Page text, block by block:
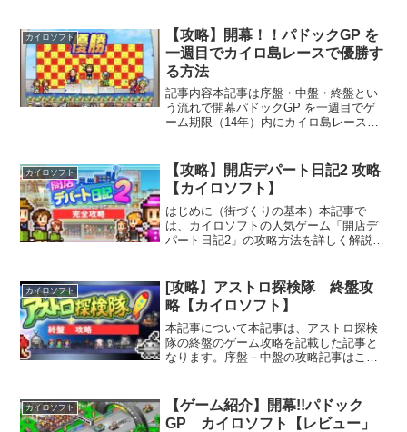
画、興行の運営を行い、団体を大きく成
長させていくことが目的です...
カイロソフト
【攻略】開幕！！パドックGP を
一週目でカイロ島レースで優勝す
る方法
記事内容本記事は序盤・中盤・終盤とい
う流れで開幕パドックGP を一週目でゲ
ーム期限（14年）内にカイロ島レースで
の性能が全て、レーサーの技量は関係な
いです。いかに性能が...
カイロソフト
【攻略】開店デパート日記2 攻略
【カイロソフト】
はじめに（街づくりの基本）本記事で
は、カイロソフトの人気ゲーム「開店デ
パート日記2」の攻略方法を詳しく解説し
効率的な街づくりのヒントをお届けしま
す。序盤の攻略法（効率的...
カイロソフト
[攻略】アストロ探検隊 終盤攻
略【カイロソフト】
本記事について本記事は、アストロ探検
隊の終盤のゲーム攻略を記載した記事と
なります。序盤－中盤の攻略記事はこち
（雪原エリア攻略のコツ）雪原エリア攻
略のカギは、効率的な資源収...
カイロソフト
【ゲーム紹介】開幕!!パドック
GP カイロソフト【レビュー」